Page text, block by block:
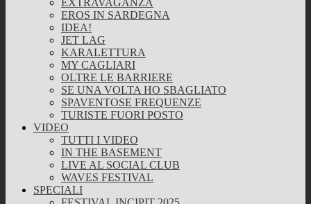
EXTRAVAGANZA
EROS IN SARDEGNA
IDEA!
JET LAG
KARALETTURA
MY CAGLIARI
OLTRE LE BARRIERE
SE UNA VOLTA HO SBAGLIATO
SPAVENTOSE FREQUENZE
TURISTE FUORI POSTO
VIDEO
TUTTI I VIDEO
IN THE BASEMENT
LIVE AL SOCIAL CLUB
WAVES FESTIVAL
SPECIALI